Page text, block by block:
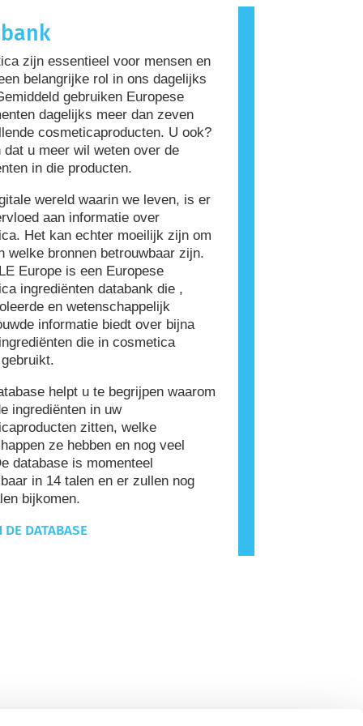
wordt een allergeen
Cosmetica en verzorgingsproducten
allergeen zijn. Dit betekent
product niet veilig is voor anderen
zijn essentieel voor mensen en
belangrijke rol in ons dagelijks
gebruiken Europese
dagelijks meer dan zeven
cosmeticaproducten. U ook?
dat u meer wil weten over de
in die producten.
wereld waarin we leven, is er
aan informatie over
Het kan echter moeilijk zijn om
welke bronnen betrouwbaar zijn.
Europe is een Europese
ingrediënten databank die ,
en wetenschappelijk
informatie biedt over bijna
die in cosmetica
helpt u te begrijpen waarom
ingrediënten in uw
zitten, welke
ze hebben en nog veel
database is momenteel
in 14 talen en er zullen nog
bijkomen.
DE DATABASE